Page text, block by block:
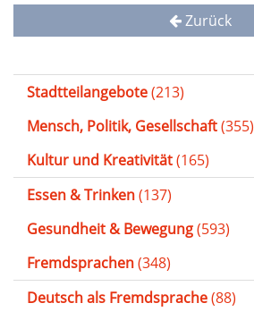
Zurück
Stadtteilangebote(213)
Mensch, Politik, Gesellschaft(355)
Kultur und Kreativität(165)
Essen & Trinken(137)
Gesundheit & Bewegung(593)
Fremdsprachen(348)
Deutsch als Fremdsprache(88)